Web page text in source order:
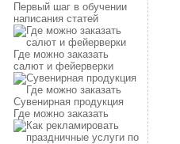
Первый шаг в обучении
написания статей
Где можно заказать
салют и фейерверки
Сувенирная продукция
Где можно заказать